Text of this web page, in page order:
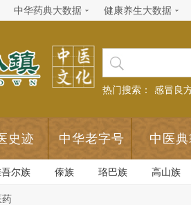
中华药典大数据 健康养生大数据
热门搜索： 感冒良
史迹 中华老字号 中医
尔族 傣族 珞巴族 高山族